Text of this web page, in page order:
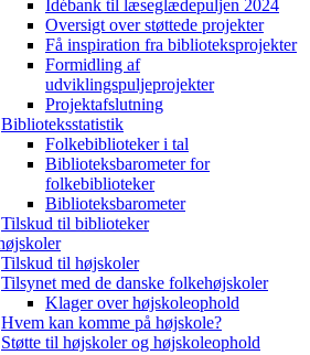
Idébank til læseglædepuljen 2024
Oversigt over støttede projekter
Få inspiration fra biblioteksprojekter
Formidling af
udviklingspuljeprojekter
Projektafslutning
Biblioteksstatistik
Folkebiblioteker i tal
Biblioteksbarometer for
folkebiblioteker
Biblioteksbarometer
Tilskud til biblioteker
Tilskud til højskoler
Tilsynet med de danske folkehøjskoler
Klager over højskoleophold
Hvem kan komme på højskole?
Støtte til højskoler og højskoleophold